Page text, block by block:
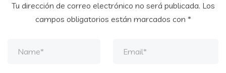
Tu dirección de correo electrónico no será publicada. Los
campos obligatorios están marcados con *